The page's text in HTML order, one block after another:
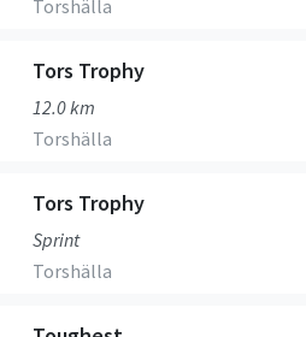
Torshälla
Tors Trophy
12.0 km
Torshälla
Tors Trophy
Sprint
Torshälla